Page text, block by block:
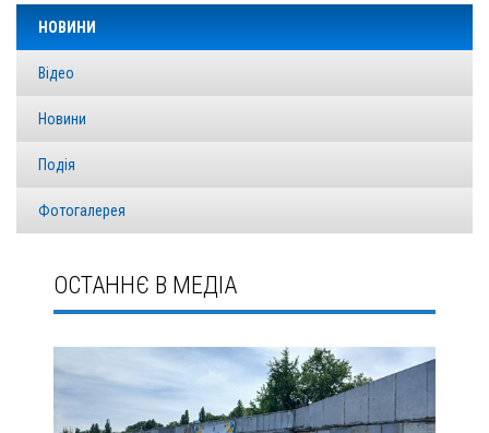
НОВИНИ
Відео
Новини
Подія
Фотогалерея
ОСТАННЄ В МЕДІА